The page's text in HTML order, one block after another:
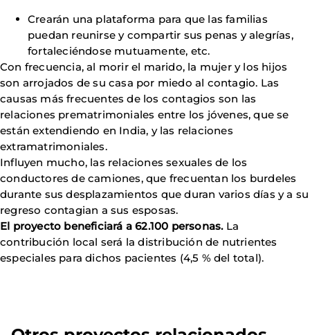
Crearán una plataforma para que las familias
puedan reunirse y compartir sus penas y alegrías,
fortaleciéndose mutuamente, etc.
Con frecuencia, al morir el marido, la mujer y los hijos
son arrojados de su casa por miedo al contagio. Las
causas más frecuentes de los contagios son las
relaciones prematrimoniales entre los jóvenes, que se
están extendiendo en India, y las relaciones
extramatrimoniales.
Influyen mucho, las relaciones sexuales de los
conductores de camiones, que frecuentan los burdeles
durante sus desplazamientos que duran varios días y a su
regreso contagian a sus esposas.
El proyecto beneficiará a 62.100 personas. La
contribución local será la distribución de nutrientes
especiales para dichos pacientes (4,5 % del total).